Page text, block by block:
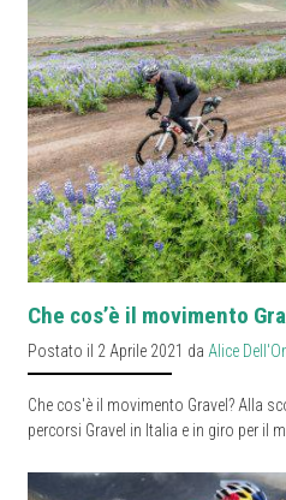
Che cos’è il movimento
Postato il 2 Aprile 2021 da Alice
Che cos'è il movimento Gravel? Alla
percorsi Gravel in Italia e in giro per il